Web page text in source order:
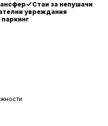
Стаи за непушачи
увреждания